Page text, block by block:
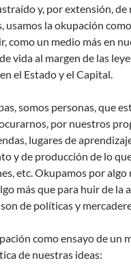
y, por extensión, de
usamos la okupación
como un medio más en
vida al margen de las
el Estado y el Capital.
somos personas, que
por nuestros
lugares de
y de producción de lo
etc. Okupamos por algo
más que para huir de la
de políticas y
como ensayo de un
de nuestras ideas: